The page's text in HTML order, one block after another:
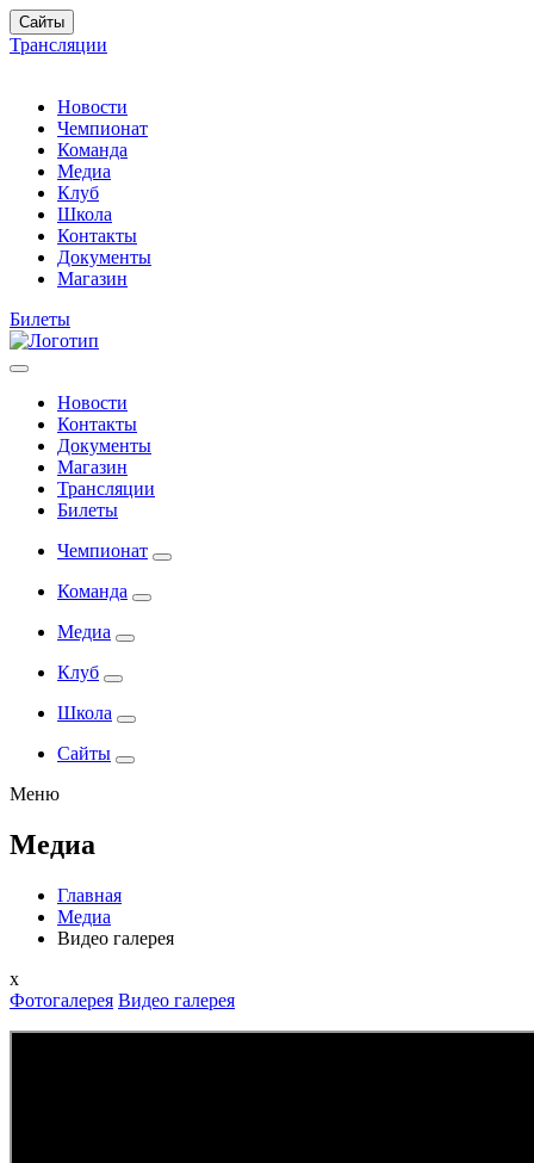
Сайты
Трансляции
Новости
Чемпионат
Команда
Медиа
Клуб
Школа
Контакты
Документы
Магазин
Билеты
Новости
Контакты
Документы
Магазин
Трансляции
Билеты
Чемпионат
Команда
Медиа
Клуб
Школа
Сайты
Меню
Медиа
Главная
Медиа
Видео галерея
x
Фотогалерея Видео галерея